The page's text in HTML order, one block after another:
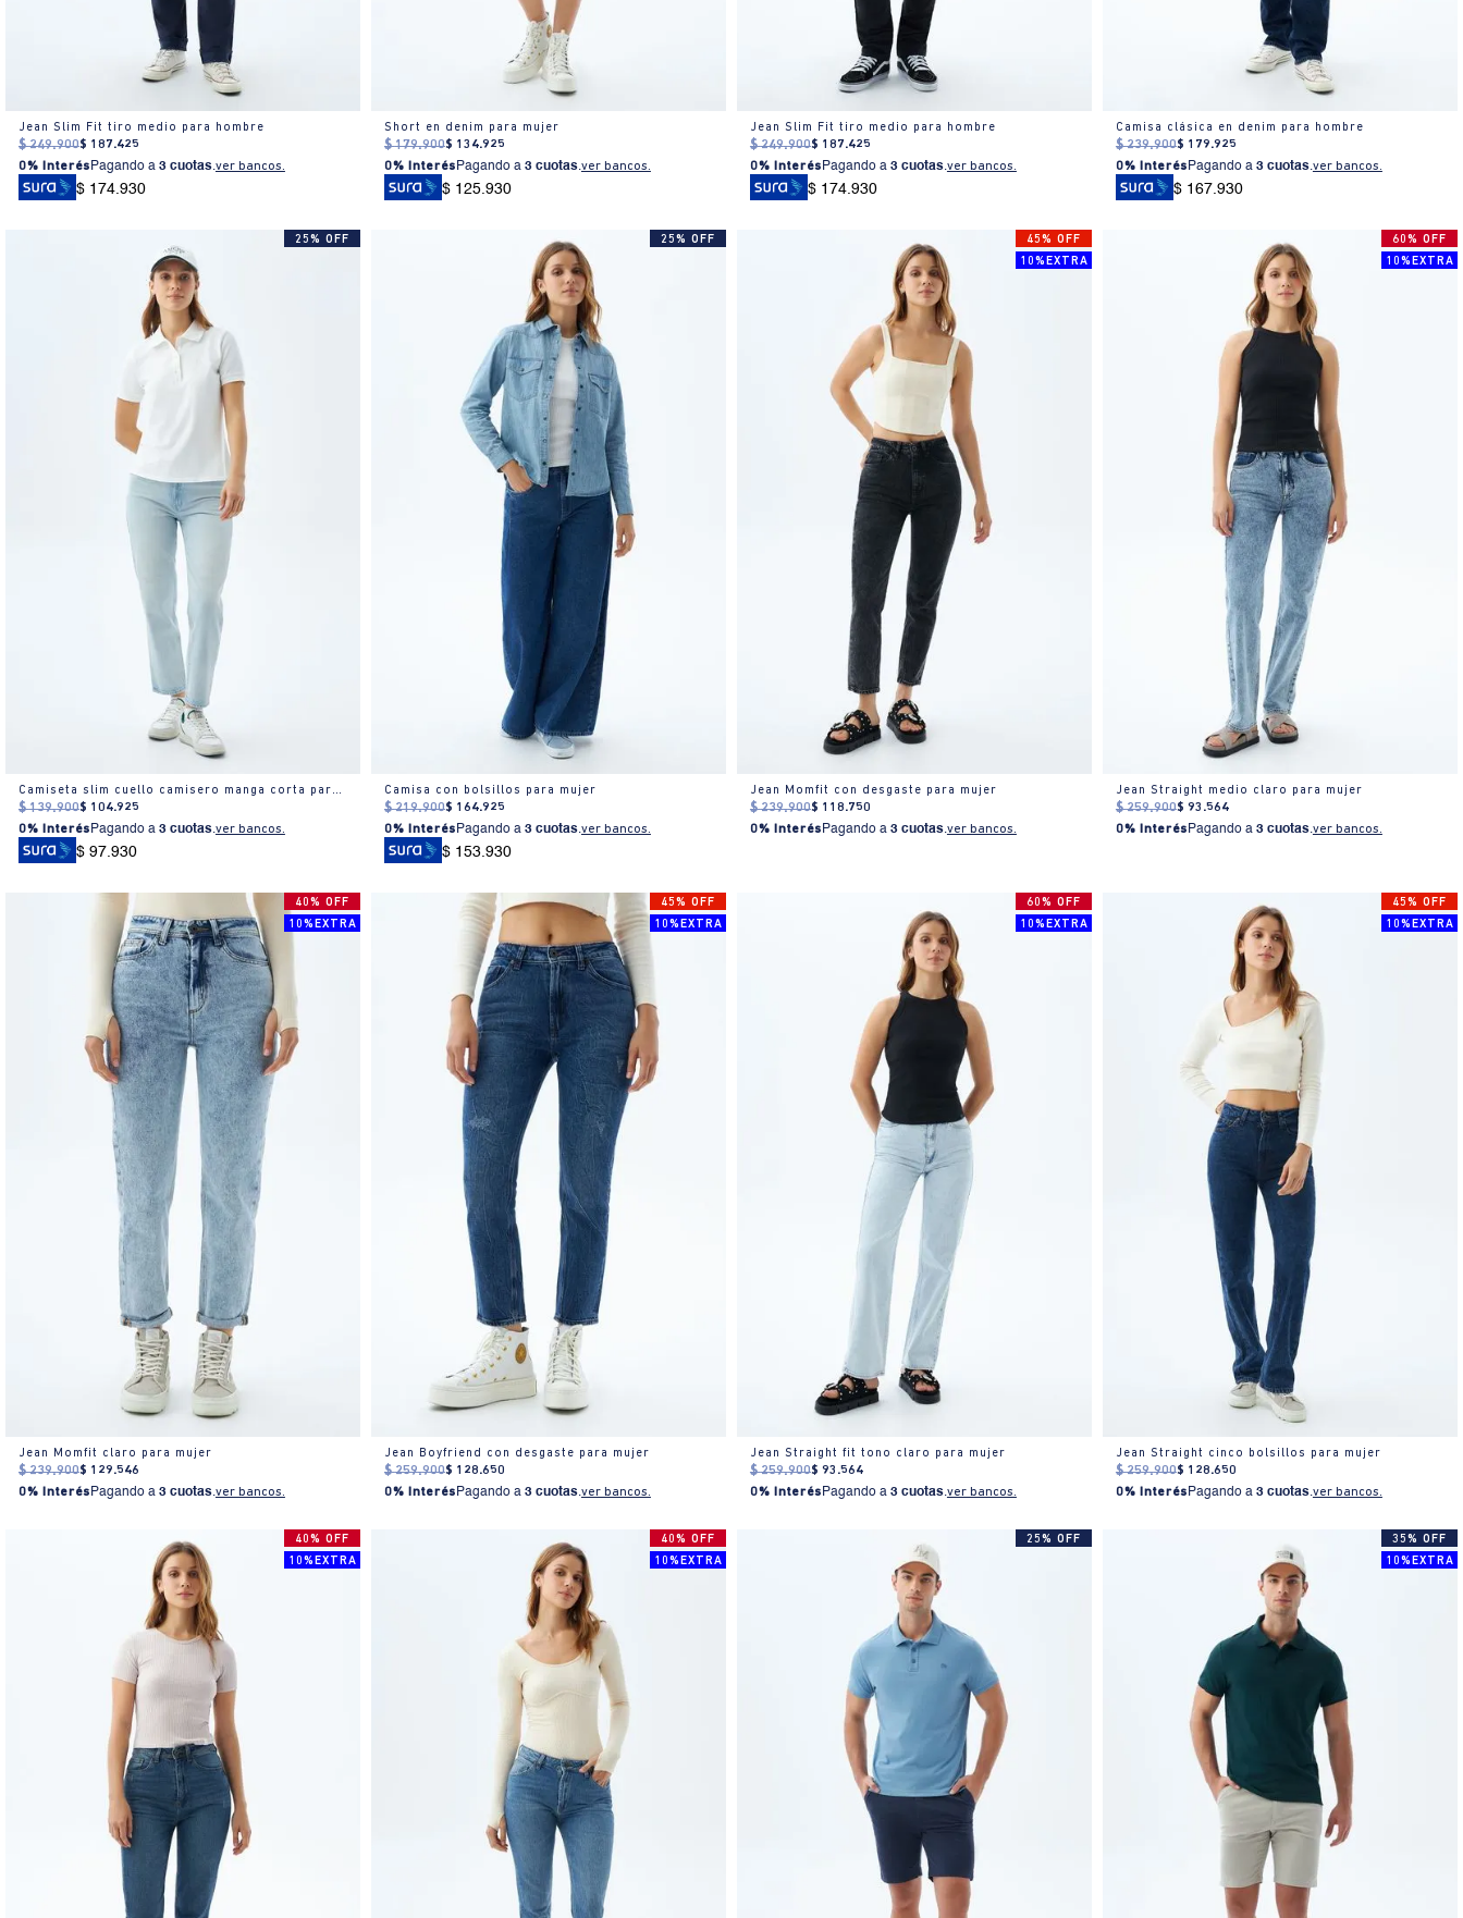
Jean Slim Fit tiro medio para hombre
$ 249.900$ 187.425
0% Interés Pagando a 3 cuotas.ver bancos.
$ 174.930
Short en denim para mujer
$ 179.900$ 134.925
0% Interés Pagando a 3 cuotas.ver bancos.
$ 125.930
Jean Slim Fit tiro medio para hombre
$ 249.900$ 187.425
0% Interés Pagando a 3 cuotas.ver bancos.
$ 174.930
Camisa clásica en denim para hombre
$ 239.900$ 179.925
0% Interés Pagando a 3 cuotas.ver bancos.
$ 167.930
25% OFF
Camiseta slim cuello camisero manga corta para mujer
$ 139.900$ 104.925
0% Interés Pagando a 3 cuotas.ver bancos.
$ 97.930
25% OFF
Camisa con bolsillos para mujer
$ 219.900$ 164.925
0% Interés Pagando a 3 cuotas.ver bancos.
$ 153.930
45% OFF
10%EXTRA
Jean Momfit con desgaste para mujer
$ 239.900$ 118.750
0% Interés Pagando a 3 cuotas.ver bancos.
60% OFF
10%EXTRA
Jean Straight medio claro para mujer
$ 259.900$ 93 .564
0% Interés Pagando a 3 cuotas.ver bancos.
40% OFF
10%EXTRA
Jean Momfit claro para mujer
$ 239.900$ 129.546
0% Interés Pagando a 3 cuotas.ver bancos.
45% OFF
10%EXTRA
Jean Boyfriend con desgaste para mujer
$ 259.900$ 128.650
0% Interés Pagando a 3 cuotas.ver bancos.
60% OFF
10%EXTRA
Jean Straight fit tono claro para mujer
$ 259.900$ 93 .564
0% Interés Pagando a 3 cuotas.ver bancos.
45% OFF
10%EXTRA
Jean Straight cinco bolsillos para mujer
$ 259.900$ 128.650
0% Interés Pagando a 3 cuotas.ver bancos.
40% OFF
10%EXTRA
40% OFF
10%EXTRA
25% OFF
35% OFF
10%EXTRA